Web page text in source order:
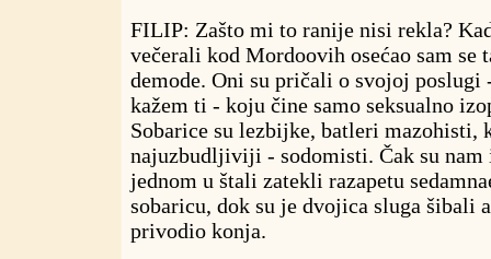
FILIP: Zašto mi to ranije nisi rekla?
večerali kod Mordoovih osećao sam se
demode. Oni su pričali o svojoj poslugi
kažem ti - koju čine samo seksualno
Sobarice su lezbijke, batleri mazohisti,
najuzbudljiviji - sodomisti. Čak su nam
jednom u štali zatekli razapetu
sobaricu, dok su je dvojica sluga šibali
privodio konja.